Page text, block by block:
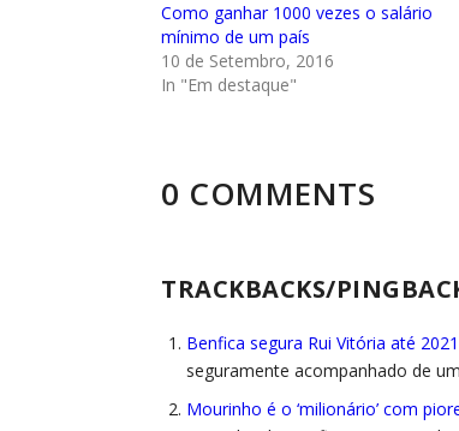
Como ganhar 1000 vezes o salário
mínimo de um país
10 de Setembro, 2016
In "Em destaque"
0 COMMENTS
TRACKBACKS/
Benfica segura Rui Vitória até
seguramente acompanhado de
Mourinho é o ‘milionário’ com